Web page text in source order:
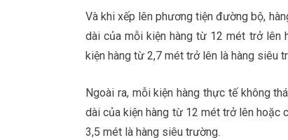
Và khi xếp lên phương tiện đường bộ,
dài của mỗi kiện hàng từ 12 mét trở lên
kiện hàng từ 2,7 mét trở lên là hàng siêu
Ngoài ra, mỗi kiện hàng thực tế không
dài của kiện hàng từ 12 mét trở lên hoặc
3,5 mét là hàng siêu trường.